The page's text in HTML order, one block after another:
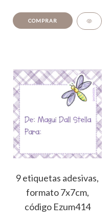
COMPRAR
9 etiquetas adesivas,
formato 7x7cm,
código Ezum414